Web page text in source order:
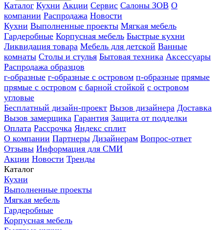
Каталог Кухни Акции Сервис Салоны ЗОВ О
компании Распродажа Новости
Кухни Выполненные проекты Мягкая мебель
Гардеробные Корпусная мебель Быстрые кухни
Ликвидация товара Мебель для детской Ванные
комнаты Столы и стулья Бытовая техника Аксессуары
Распродажа образцов
г-образные г-образные с островом п-образные прямые
прямые с островом с барной стойкой с островом
угловые
Бесплатный дизайн-проект Вызов дизайнера Доставка
Вызов замерщика Гарантия Защита от подделки
Оплата Рассрочка Яндекс сплит
О компании Партнеры Дизайнерам Вопрос-ответ
Отзывы Информация для СМИ
Акции Новости Тренды
Каталог
Кухни
Выполненные проекты
Мягкая мебель
Гардеробные
Корпусная мебель